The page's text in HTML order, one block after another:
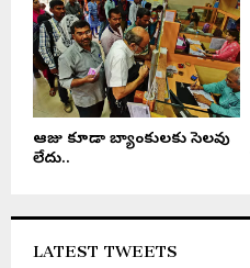
ఆరోజు కూడా బ్యాంకులకు సెలవు
లేదు..
LATEST TWEETS